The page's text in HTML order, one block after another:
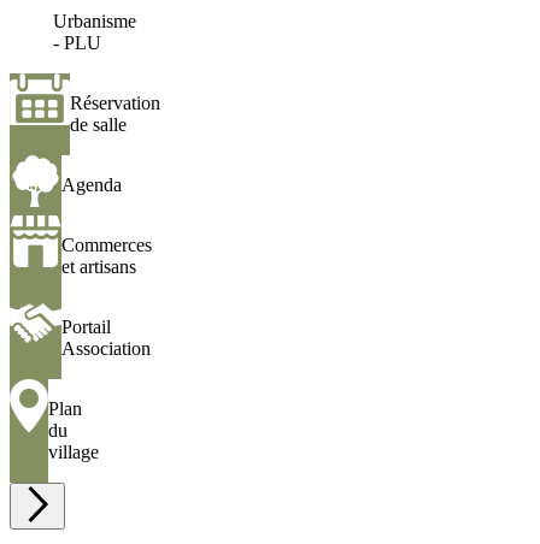
Urbanisme
- PLU
Réservation
de
salle
Réservation
de salle
Agenda
Agenda
Commerces
et
artisans
Commerces
et artisans
Portail
Association
Portail
Association
Plan
du
village
Plan
du
village